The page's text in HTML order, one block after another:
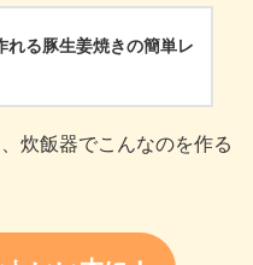
れる豚生姜焼きの簡単レ
炊飯器でこんなのを作る